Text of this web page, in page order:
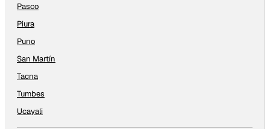
Pasco
Piura
Puno
San Martín
Tacna
Tumbes
Ucayali